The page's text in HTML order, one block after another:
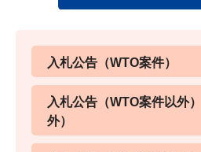
入札公告（WTO案件）
入札公告（WTO案件以外
外）